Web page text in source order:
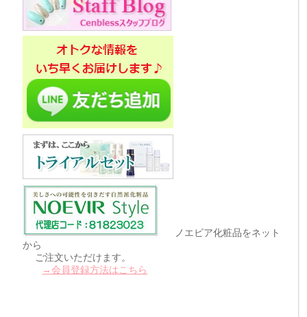
ノエビア化粧品をネット
から
ご注文いただけます。
→会員登録方法はこちら